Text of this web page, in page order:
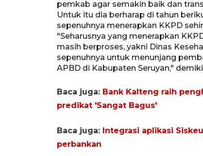
pemkab agar semakin baik dan
Untuk itu dia berharap di tahun
sepenuhnya menerapkan KKPD
"Seharusnya yang menerapkan
masih berproses, yakni Dinas
sepenuhnya untuk menunjang
APBD di Kabupaten Seruyan,"
Baca juga: Bank Kalteng raih
predikat 'Sangat Bagus'
Baca juga: Integrasi aplikasi
perbankan